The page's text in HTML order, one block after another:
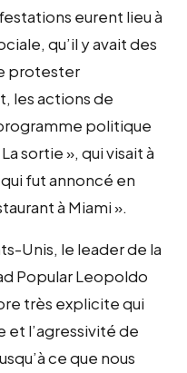
eurent lieu à
qu’il y avait des
protester
les actions de
politique
sortie », qui visait à
fut annoncé en
à Miami ».
Unis, le leader de la
Popular Leopoldo
très explicite qui
et l’agressivité de
ce que nous